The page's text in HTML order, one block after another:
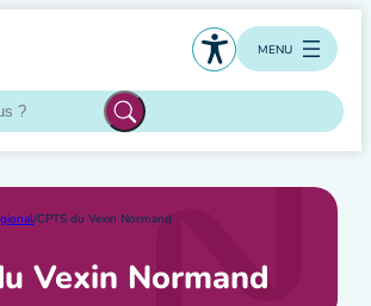
MENU
/CPTS du Vexin Normand
Vexin Normand